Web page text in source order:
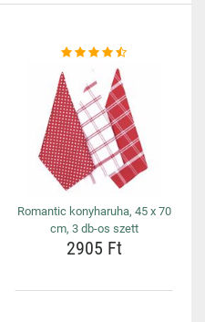
Romantic konyharuha, 45 x 70
cm, 3 db-os szett
2905 Ft